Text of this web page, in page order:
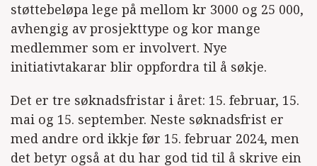
støttebeløpa lege på mellom kr 3000 og 25 000,
avhengig av prosjekttype og kor mange
medlemmer som er involvert. Nye
initiativtakarar blir oppfordra til å søkje.
Det er tre søknadsfristar i året: 15. februar, 15.
mai og 15. september. Neste søknadsfrist er
med andre ord ikkje før 15. februar 2024, men
det betyr også at du har god tid til å skrive ein